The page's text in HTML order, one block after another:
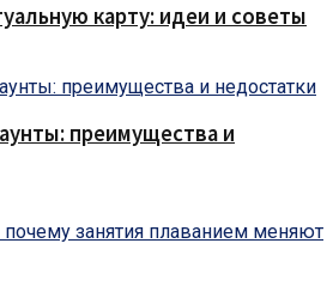
карту: идеи и советы
преимущества и